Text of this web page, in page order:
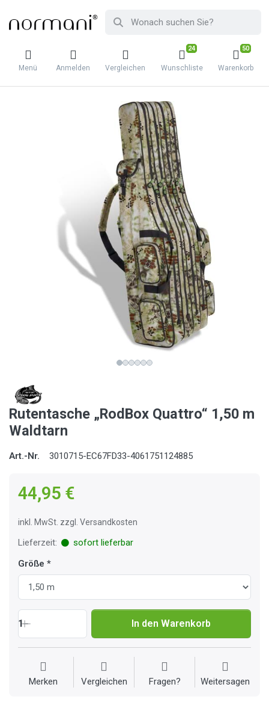
Menü Anmelden Vergleichen
24
Wunschliste
50
Warenkorb
Rutentasche „RodBox Quattro“ 1,50 m
Waldtarn
Art.-Nr. 3010715-EC67FD33-4061751124885
44,95 €
inkl. MwSt. zzgl. Versandkosten
Lieferzeit:
sofort lieferbar
Größe
1 In den Warenkorb
Merken Vergleichen Fragen? Weitersagen